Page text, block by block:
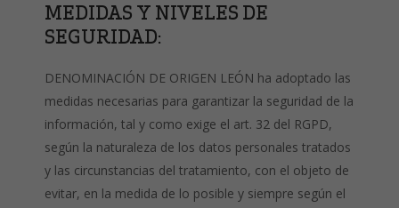
MEDIDAS Y NIVELES DE
SEGURIDAD:
DENOMINACIÓN DE ORIGEN LEÓN ha adoptado las
medidas necesarias para garantizar la seguridad de la
información, tal y como exige el art. 32 del RGPD,
según la naturaleza de los datos personales tratados
y las circunstancias del tratamiento, con el objeto de
evitar, en la medida de lo posible y siempre según el